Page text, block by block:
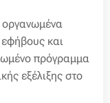
οργανωμένα
και
πρόγραμμα
εξέλιξης στο